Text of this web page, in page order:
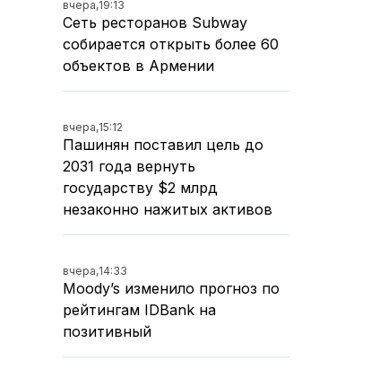
вчера,19:13
Сеть ресторанов Subway
собирается открыть более 60
объектов в Армении
вчера,15:12
Пашинян поставил цель до
2031 года вернуть
государству $2 млрд
незаконно нажитых активов
вчера,14:33
Moody’s изменило прогноз по
рейтингам IDBank на
позитивный